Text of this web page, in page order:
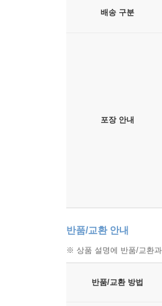
배송 구분
포장 안내
반품/교환 안내
※ 상품 설명에 반품/교환
반품/교환 방법